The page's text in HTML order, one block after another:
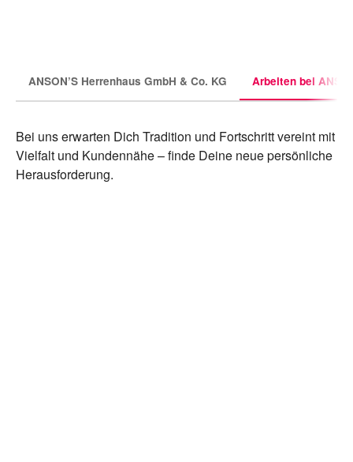
ANSON’S Herrenhaus GmbH & Co. KG Arbeiten bei
Bei uns erwarten Dich Tradition und Fortschritt vereint mit
Vielfalt und Kundennähe – finde Deine neue persönliche
Herausforderung.